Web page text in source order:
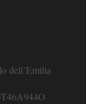
dell’Emilia